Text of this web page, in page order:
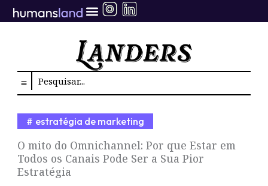
para
Search
O mito do Omnichannel: Por que Estar em
Todos os Canais Pode Ser a Sua Pior
Estratégia
estratégia de marketing